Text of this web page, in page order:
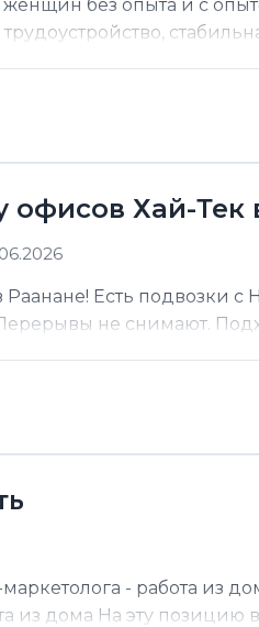
без опыта и с
офисов Хай-Тек
Есть подвозки с
не снимают.
- работа из
из дома На эту позицию